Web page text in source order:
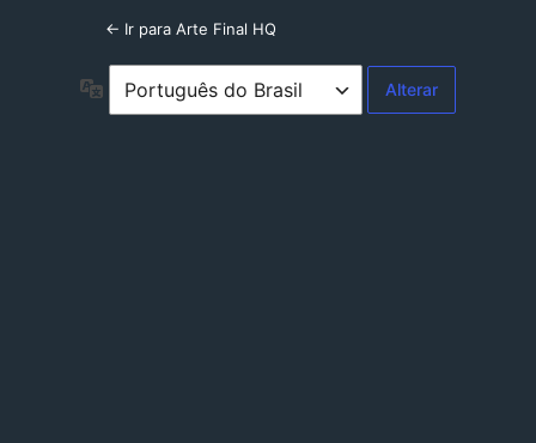
← Ir para Arte Final HQ
Idioma